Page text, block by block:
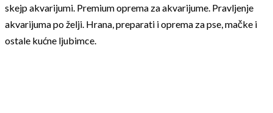
skejp akvarijumi. Premium oprema za akvarijume. Pravljenje
akvarijuma po želji. Hrana, preparati i oprema za pse, mačke i
ostale kućne ljubimce.